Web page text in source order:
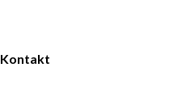
Kontakt